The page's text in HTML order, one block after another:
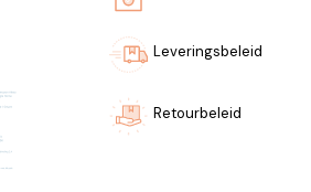
Leveringsbeleid
Retourbeleid